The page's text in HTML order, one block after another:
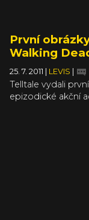
První
Walking
25. 7. 2011 LEVIS
Telltale vydali
epizodické akční
prý na to "vůbec